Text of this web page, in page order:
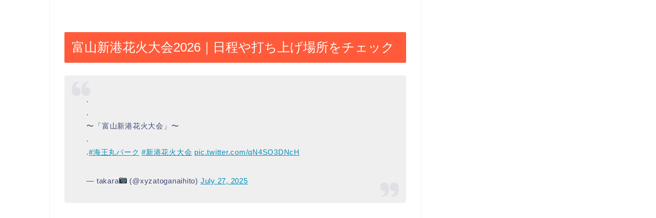
富山新港花火大会2026｜日程や打ち上げ場所をチェック
.
.
〜「富山新港花火大会」〜
.
.#海王丸パーク #新港花火大会 pic.twitter.com/qN4SO3DNcH
— takara (@xyzatoganaihito) July 27, 2025